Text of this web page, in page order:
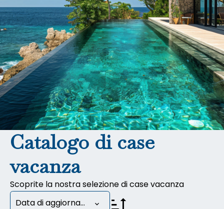
Catalogo di case
vacanza
Scoprite la nostra selezione di case vacanza
Data di aggiornamento